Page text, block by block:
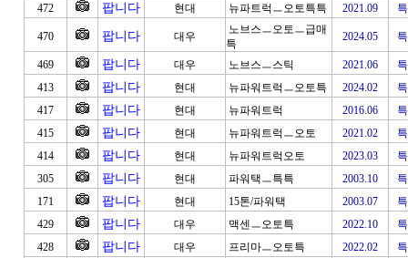
472 팝니다 현대 뉴파트럭ㅡ오토특특 2021.09
470 팝니다 대우
노브스ㅡ오토ㅡ급매
특
2024.05
469 팝니다 대우 노브스ㅡ스틱 2021.06
413
팝니다 현대 뉴파워트럭ㅡ오토특 2024.02
417
팝니다 현대 뉴파워트럭 2016.06
415
팝니다 현대 뉴파워트럭ㅡ오토 2021.02
414
팝니다 현대 뉴파워트럭오토 2023.03
305
팝니다 현대 파워택ㅡ특특 2003.10
171
팝니다 현대 15톤/파워택 2003.07
429
팝니다 대우 맥센ㅡ오토특 2022.10
428
팝니다 대우 프리마ㅡ오토특 2022.02